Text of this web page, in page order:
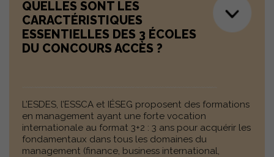
TÉMOIGNAGES
ACTUALITÉS
FAQ
QUELLES SONT LES
CARACTÉRISTIQUES
ESSENTIELLES DES 3 ÉCOLES
DU CONCOURS ACCÈS ?
L’ESDES, l’ESSCA et IÉSEG proposent des formations
en management ayant une forte vocation
internationale au format 3+2 : 3 ans pour acquérir les
fondamentaux dans tous les domaines du
management (finance, business international,